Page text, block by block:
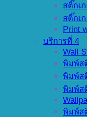
สติ๊กเ
สติ๊กเ
Print
บริการที่ 4
Wall
พิมพ์ส
พิมพ์ส
พิมพ์ส
พิมพ์ส